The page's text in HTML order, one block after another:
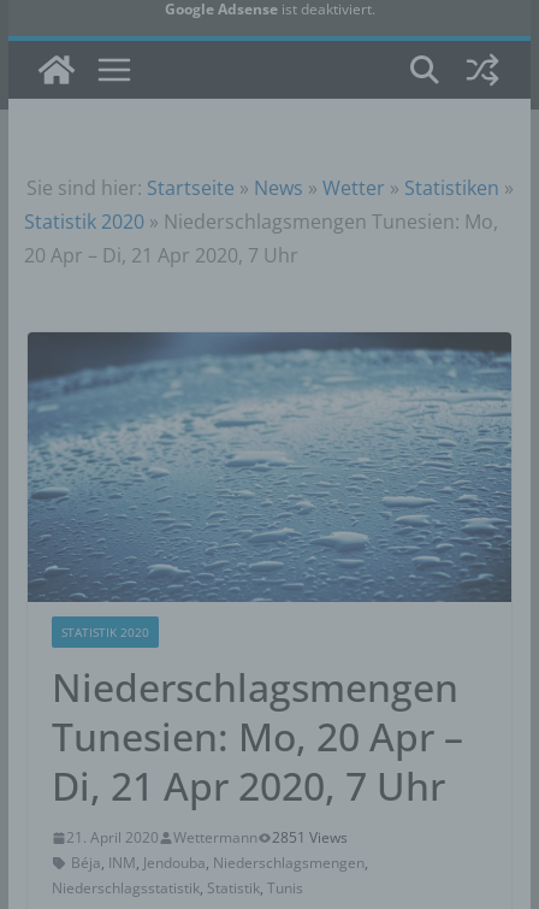
Google Adsenseist deaktiviert.
✓ Erlauben Datenschutzbedingungen
Sie sind hier: Startseite » News » Wetter » Statistiken »
Statistik 2020» Niederschlagsmengen Tunesien: Mo,
20 Apr – Di, 21 Apr 2020, 7 Uhr
STATISTIK 2020
Niederschlagsmengen
Tunesien: Mo, 20 Apr –
Di, 21 Apr 2020, 7 Uhr
21. April 2020 Wettermann
2851 Views
Béja, INM, Jendouba, Niederschlagsmengen,
Niederschlagsstatistik, Statistik, Tunis